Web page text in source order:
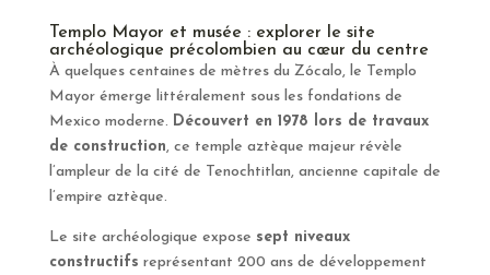
Templo Mayor et musée : explorer le site
archéologique précolombien au cœur du centre
À quelques centaines de mètres du Zócalo, le Templo
Mayor émerge littéralement sous les fondations de
Mexico moderne. Découvert en 1978 lors de travaux
de construction, ce temple aztèque majeur révèle
l’ampleur de la cité de Tenochtitlan, ancienne capitale de
l’empire aztèque.
Le site archéologique expose sept niveaux
constructifs représentant 200 ans de développement